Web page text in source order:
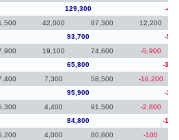
129,300
-
42,000 87,300 12,200
93,700
-
19,100 74,600 -5,900
65,800
-
7,300 58,500 -16,200
95,900
-
4,400 91,500 -2,800
84,800
-
4,000 80,800 -100